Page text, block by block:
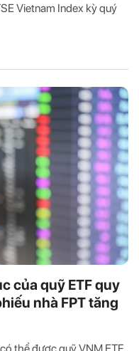
Vietnam Index kỳ quý
của quỹ ETF quy
nhà FPT tăng